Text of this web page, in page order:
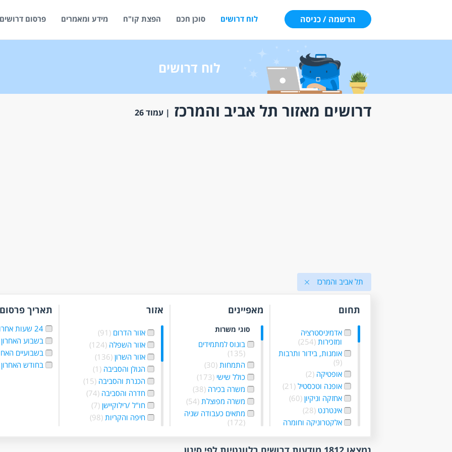
הרשמה / כניסה לוח דרושים סוכן חכם הפצת קו"ח מידע ומאמרים פרסום
לוח דרושים
דרושים מאזור תל אביב והמרכז | עמוד 26
תל אביב והמרכז
תחום
אדמיניסטרציה
ומזכירות (254)
אומנות, בידור ותרבות
(9)
אופטיקה (2)
אופנה וטכסטיל (21)
אחזקה וניקיון (60)
אינטרנט (28)
אלקטרוניקה וחומרה
מאפיינים
סוגי משרות
בונוס למתמידים
(135)
התמחות (30)
כולל שישי (173)
משרה בכירה (38)
משרה מפוצלת (54)
מתאים כעבודה שניה
(172)
עבודה בשעות
אזור
אזור הדרום (91)
אזור השפלה (124)
אזור השרון (136)
הגולן והסביבה (1)
הכנרת והסביבה (15)
חדרה והסביבה (74)
חו"ל /רילוקיישן (7)
חיפה והקריות (98)
תאריך פרסום
24 שעות אחרונות
בשבוע האחרון
בשבועיים
בחודש האחרון